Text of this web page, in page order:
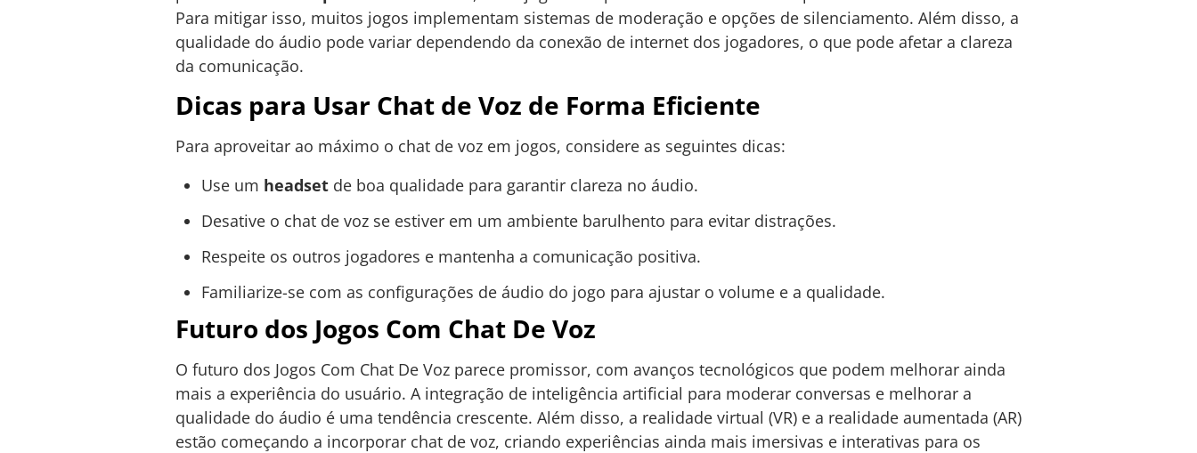
Para mitigar isso, muitos jogos implementam sistemas de moderação e opções de silenciamento. Além disso, a
qualidade do áudio pode variar dependendo da conexão de internet dos jogadores, o que pode afetar a clareza
da comunicação.
Dicas para Usar Chat de Voz de Forma Eficiente
Para aproveitar ao máximo o chat de voz em jogos, considere as seguintes dicas:
Use um headsetde boa qualidade para garantir clareza no áudio.
Desative o chat de voz se estiver em um ambiente barulhento para evitar distrações.
Respeite os outros jogadores e mantenha a comunicação positiva.
Familiarize-se com as configurações de áudio do jogo para ajustar o volume e a qualidade.
Futuro dos Jogos Com Chat De Voz
O futuro dos Jogos Com Chat De Voz parece promissor, com avanços tecnológicos que podem melhorar ainda
mais a experiência do usuário. A integração de inteligência artificial para moderar conversas e melhorar a
qualidade do áudio é uma tendência crescente. Além disso, a realidade virtual (VR) e a realidade aumentada (AR)
estão começando a incorporar chat de voz, criando experiências ainda mais imersivas e interativas para os